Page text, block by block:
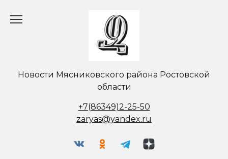
Новости Мясниковского района Ростовской
области
+7(86349)2-25-50
zaryas@yandex.ru